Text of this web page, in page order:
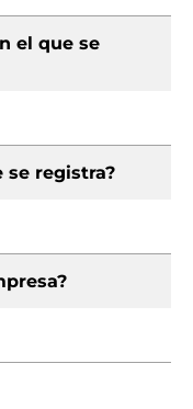
el que se
se registra?